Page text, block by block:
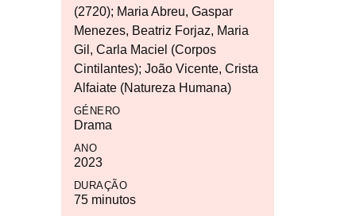
(2720); Maria Abreu, Gaspar
Menezes, Beatriz Forjaz, Maria
Gil, Carla Maciel (Corpos
Cintilantes); João Vicente, Crista
Alfaiate (Natureza Humana)
GÉNERO
Drama
ANO
2023
DURAÇÃO
75 minutos